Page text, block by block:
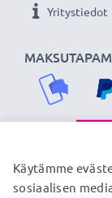
Yritystiedot
Käytämme
sosiaalisen